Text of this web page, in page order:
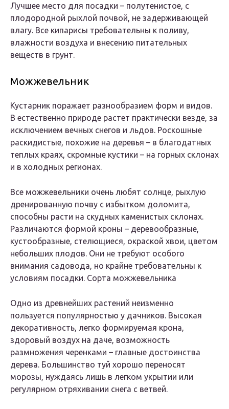
Лучшее место для посадки – полутенистое, с
плодородной рыхлой почвой, не задерживающей
влагу. Все кипарисы требовательны к поливу,
влажности воздуха и внесению питательных
веществ в грунт.
Можжевельник
Кустарник поражает разнообразием форм и видов.
В естественно природе растет практически везде, за
исключением вечных снегов и льдов. Роскошные
раскидистые, похожие на деревья – в благодатных
теплых краях, скромные кустики – на горных склонах
и в холодных регионах.
Все можжевельники очень любят солнце, рыхлую
дренированную почву с избытком доломита,
способны расти на скудных каменистых склонах.
Различаются формой кроны – деревообразные,
кустообразные, стелющиеся, окраской хвои, цветом
небольших плодов. Они не требуют особого
внимания садовода, но крайне требовательны к
условиям посадки. Сорта можжевельника
Одно из древнейших растений неизменно
пользуется популярностью у дачников. Высокая
декоративность, легко формируемая крона,
здоровый воздух на даче, возможность
размножения черенками – главные достоинства
дерева. Большинство туй хорошо переносят
морозы, нуждаясь лишь в легком укрытии или
регулярном отряхивании снега с ветвей.